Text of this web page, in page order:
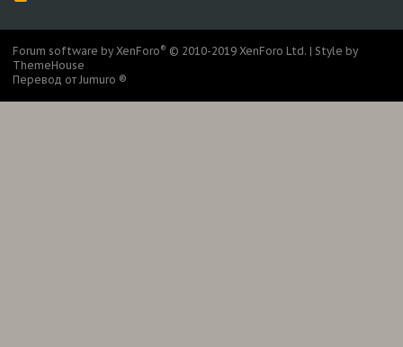
S
Forum software by XenForo® © 2010-2019 XenForo Ltd. | Style by
ThemeHouse
Перевод от Jumuro ®